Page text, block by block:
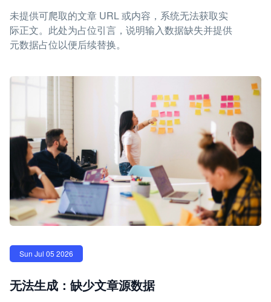
未提供可爬取的文章 URL 或内容，系统无法获取实
际正文。此处为占位引言，说明输入数据缺失并提供
元数据占位以便后续替换。
Sun Jul 05 2026
无法生成：缺少文章源数据